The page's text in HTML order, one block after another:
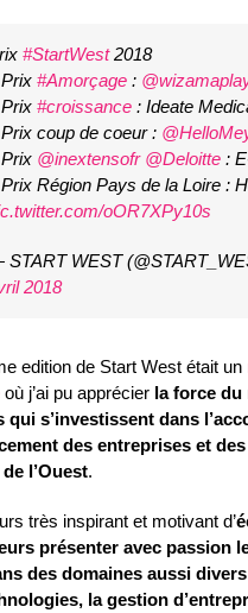
#StartWest2018
#Amorçage :
#croissance : Ideate
coup de coeur :
@inextensofr @Deloitte :
Région Pays de la Loire :
oOR7XPy10s
WEST
2018
edition de Start West était un
où j’ai pu apprécier la force du
qui s’investissent dans
des entreprises et
l’Ouest.
très inspirant et motivant d’
présenter avec passion
des domaines aussi
la gestion